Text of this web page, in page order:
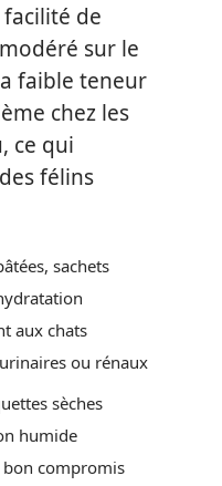
de
sur le
faible teneur
chez les
ce qui
félins
sachets
aux chats
ou rénaux
sèches
humide
compromis